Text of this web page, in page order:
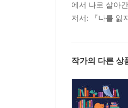
9. 누구도 나를 온전
2. 가까울수록 더 지
3. 폰을 엎고 찾아온
4. 사회적 거리 두기
5. 사람이 좋아서,
에서 나로 살아
저서: 『나를 잃
작가의 다른 상